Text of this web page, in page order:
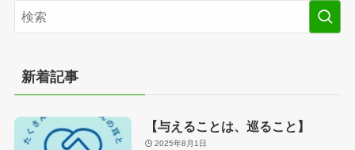
新着記事
【与えることは、巡ること】
2025年8月1日